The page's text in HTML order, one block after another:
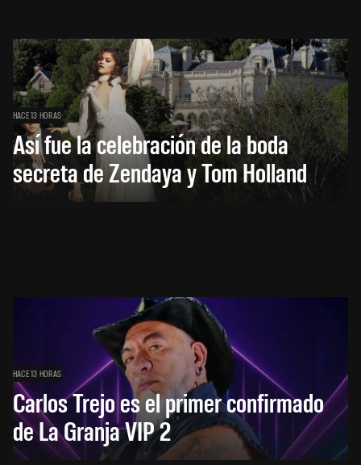
HACE 13 HORAS
Así fue la celebración de la boda
secreta de Zendaya y Tom Holland
HACE 13 HORAS
Carlos Trejo es el primer confirmado
de La Granja VIP 2